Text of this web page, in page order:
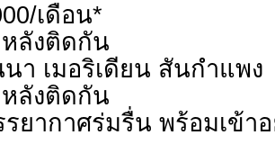
เดือน*
ลังติดกัน
า เมอริเดียน สันกำแพง
ลังติดกัน
ยากาศร่มรื่น พร้อมเข้า